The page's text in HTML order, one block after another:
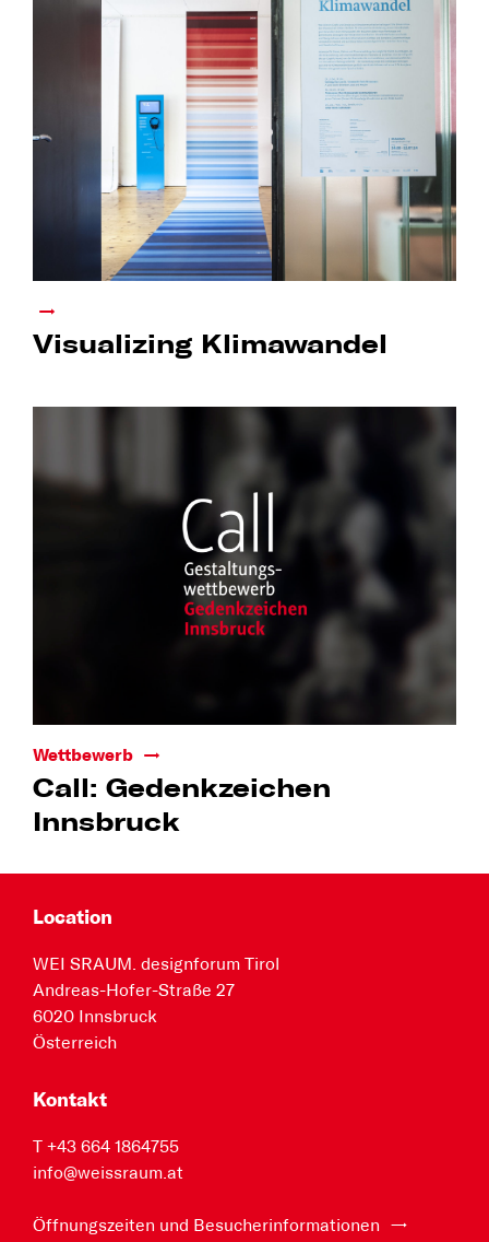
Visualizing Klimawandel
Wettbewerb
Call: Gedenkzeichen
Innsbruck
Location
WEI SRAUM. designforum Tirol
Andreas-Hofer-Straße 27
6020 Innsbruck
Österreich
Kontakt
T +43 664 1864755
info@weissraum.at
Öffnungszeiten und Besucherinformationen